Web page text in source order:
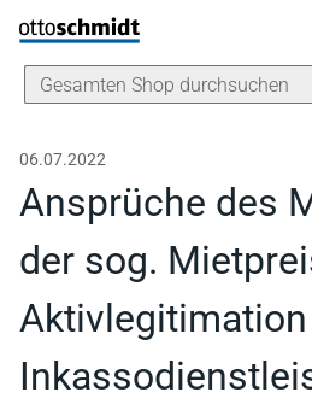
Direkt zum Inhalt
06.07.2022
Ansprüche des
der sog.